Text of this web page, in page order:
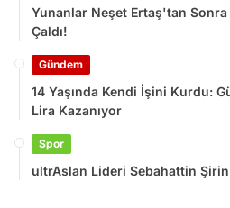
Yunanlar Neşet Ertaş'tan Sonra
Çaldı!
Gündem
14 Yaşında Kendi İşini Kurdu:
Lira Kazanıyor
Spor
ultrAslan Lideri Sebahattin Şirin